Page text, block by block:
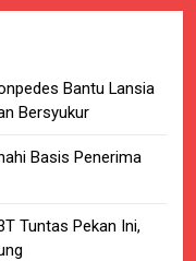
Bantu Lansia
Bersyukur
Basis Penerima
Tuntas Pekan Ini,